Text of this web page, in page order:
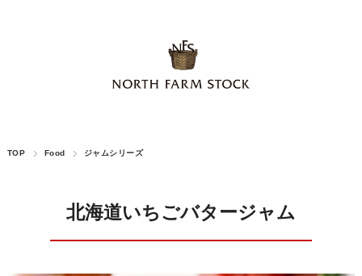
TOP Food ジャムシリーズ
北海道いちごバタージャム